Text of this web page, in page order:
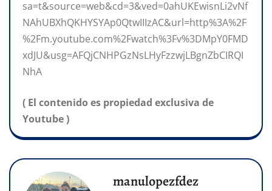
sa=t&source=web&cd=3&ved=0ahUKEwisnLi2vNf
NAhUBXhQKHYSYAp0QtwIIIzAC&url=http%3A%2F
%2Fm.youtube.com%2Fwatch%3Fv%3DMpY0FMD
xdJU&usg=AFQjCNHPGzNsLHyFzzwjLBgnZbCIRQI
NhA
( El contenido es propiedad exclusiva de
Youtube )
manulopezfdez